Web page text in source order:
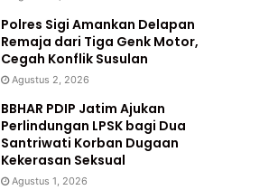
Polres Sigi Amankan Delapan
Remaja dari Tiga Genk Motor,
Cegah Konflik Susulan
Agustus 2, 2026
BBHAR PDIP Jatim Ajukan
Perlindungan LPSK bagi Dua
Santriwati Korban Dugaan
Kekerasan Seksual
Agustus 1, 2026